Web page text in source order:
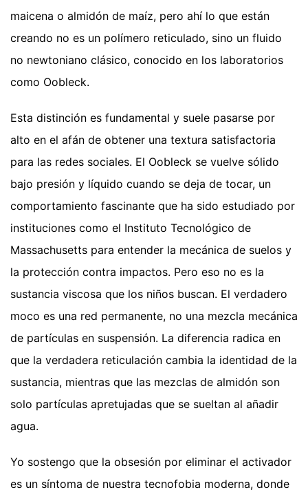
maicena o almidón de maíz, pero ahí lo que están
creando no es un polímero reticulado, sino un fluido
no newtoniano clásico, conocido en los laboratorios
como Oobleck.
Esta distinción es fundamental y suele pasarse por
alto en el afán de obtener una textura satisfactoria
para las redes sociales. El Oobleck se vuelve sólido
bajo presión y líquido cuando se deja de tocar, un
comportamiento fascinante que ha sido estudiado por
instituciones como el Instituto Tecnológico de
Massachusetts para entender la mecánica de suelos y
la protección contra impactos. Pero eso no es la
sustancia viscosa que los niños buscan. El verdadero
moco es una red permanente, no una mezcla mecánica
de partículas en suspensión. La diferencia radica en
que la verdadera reticulación cambia la identidad de la
sustancia, mientras que las mezclas de almidón son
solo partículas apretujadas que se sueltan al añadir
agua.
Yo sostengo que la obsesión por eliminar el activador
es un síntoma de nuestra tecnofobia moderna, donde